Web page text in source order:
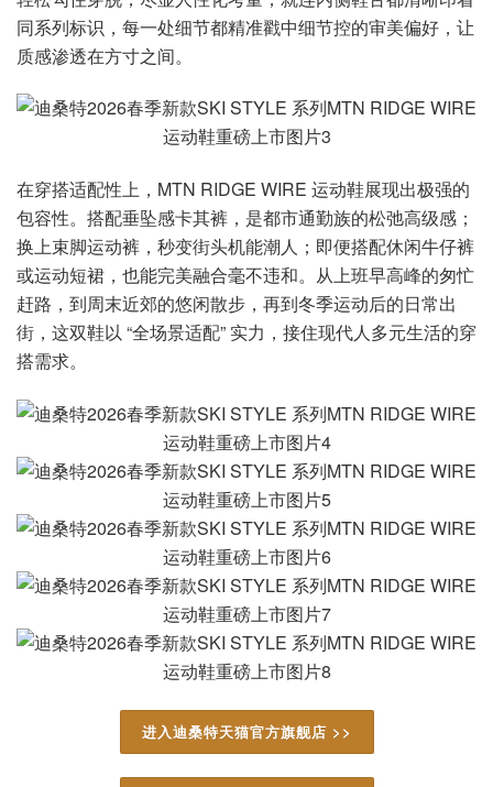
同系列标识，每一处细节都精准戳中细节控的审美偏好，让
质感渗透在方寸之间。
在穿搭适配性上，MTN RIDGE WIRE 运动鞋展现出极强的
包容性。搭配垂坠感卡其裤，是都市通勤族的松弛高级感；
换上束脚运动裤，秒变街头机能潮人；即便搭配休闲牛仔裤
或运动短裙，也能完美融合毫不违和。从上班早高峰的匆忙
赶路，到周末近郊的悠闲散步，再到冬季运动后的日常出
街，这双鞋以 “全场景适配” 实力，接住现代人多元生活的穿
搭需求。
进入迪桑特天猫官方旗舰店 >>